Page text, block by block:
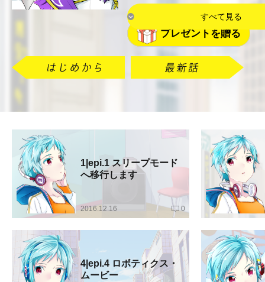
すべて見る
プレゼントを贈る
1|epi.1 スリープモード
へ移行します
2016.12.16 0
4|epi.4 ロボティクス・
ムービー